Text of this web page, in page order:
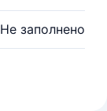
Не заполнено